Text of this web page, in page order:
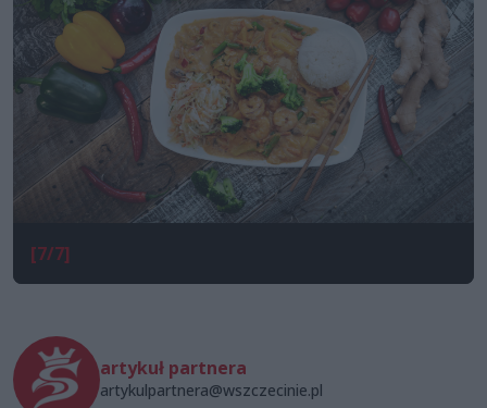
[7/7]
artykuł partnera
artykulpartnera@wszczecinie.pl